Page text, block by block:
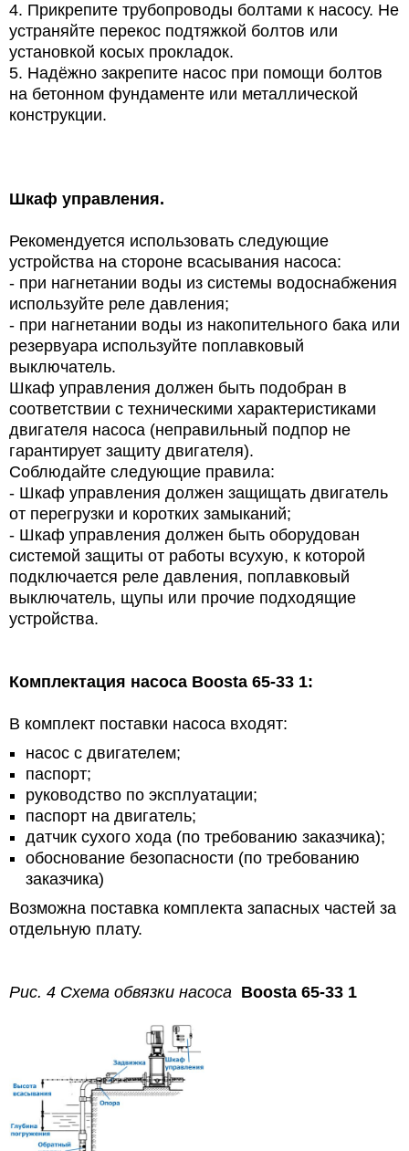
4. Прикрепите трубопроводы болтами к насосу. Не
устраняйте перекос подтяжкой болтов или
установкой косых прокладок.
5. Надёжно закрепите насос при помощи болтов
на бетонном фундаменте или металлической
конструкции.
Шкаф управления.
Рекомендуется использовать следующие
устройства на стороне всасывания насоса:
- при нагнетании воды из системы водоснабжения
используйте реле давления;
- при нагнетании воды из накопительного бака или
резервуара используйте поплавковый
выключатель.
Шкаф управления должен быть подобран в
соответствии с техническими характеристиками
двигателя насоса (неправильный подпор не
гарантирует защиту двигателя).
Соблюдайте следующие правила:
- Шкаф управления должен защищать двигатель
от перегрузки и коротких замыканий;
- Шкаф управления должен быть оборудован
системой защиты от работы всухую, к которой
подключается реле давления, поплавковый
выключатель, щупы или прочие подходящие
устройства.
Комплектация насоса Boosta 65-33 1:
В комплект поставки насоса входят:
насос с двигателем;
паспорт;
руководство по эксплуатации;
паспорт на двигатель;
датчик сухого хода (по требованию заказчика);
обоснование безопасности (по требованию
заказчика)
Возможна поставка комплекта запасных частей за
отдельную плату.
Рис. 4 Схема обвязки насоса Boosta 65-33 1